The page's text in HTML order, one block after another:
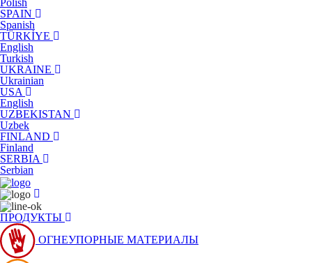
Polish
SPAIN
Spanish
TÜRKİYE
English
Turkish
UKRAINE
Ukrainian
USA
English
UZBEKISTAN
Uzbek
FINLAND
Finland
SERBIA
Serbian
ПРОДУКТЫ
ОГНЕУПОРНЫЕ МАТЕРИАЛЫ